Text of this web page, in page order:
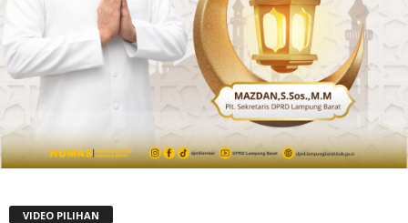
VIDEO PILIHAN